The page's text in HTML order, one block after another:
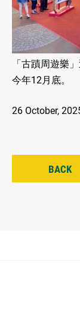
「古蹟周遊樂
今年12月底。
26 October,
BACK